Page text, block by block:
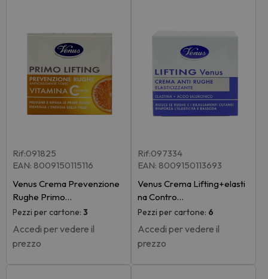
Rif:091825
EAN: 8009150115116
Venus Crema Prevenzione
Rughe Primo…
Pezzi per cartone: 3
Accedi per vedere il
prezzo
Rif:097334
EAN: 8009150113693
Venus Crema Lifting+elasti
na Contro…
Pezzi per cartone: 6
Accedi per vedere il
prezzo